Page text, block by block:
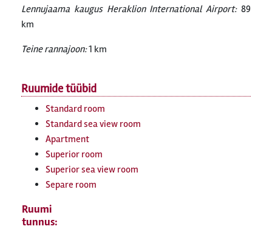
Lennujaama kaugus Heraklion International Airport:89
km
Teine rannajoon:1 km
Ruumide tüübid
Standard room
Standard sea view room
Apartment
Superior room
Superior sea view room
Separe room
Ruumi
tunnus: